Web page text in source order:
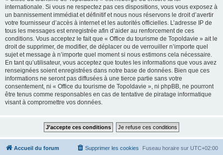
internationale. Si vous ne respectez pas ces dispositions, vous vous exposez à
un bannissement immédiat et définitif et nous nous réservons le droit d’avertir
votre fournisseur d’accès à internet et les autorités officielles. L’adresse IP de
tous les messages est enregistrée afin d’aider au renforcement de ces
conditions. Vous acceptez le fait que « Office du tourisme de Topoldavie » ait le
droit de supprimer, de modifier, de déplacer ou de verrouiller n’importe quel
sujet et message à n’importe quel moment si nous estimons cela nécessaire.
En tant qu’utilisateur, vous acceptez que toutes les informations que vous avez
renseignées soient enregistrées dans notre base de données. Bien que ces
informations ne seront pas diffusées à une tierce partie sans votre
consentement, ni « Office du tourisme de Topoldavie », ni phpBB, ne pourront
être tenus comme responsables en cas de tentative de piratage informatique
visant à compromettre vos données.
Accueil du forum Fuseau horaire sur UTC+02:00
Supprimer les cookies